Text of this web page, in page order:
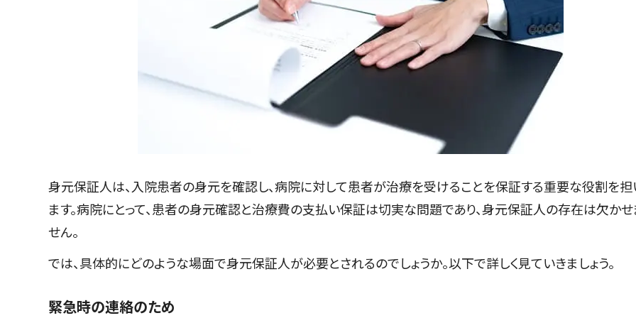
身元保証人は、入院患者の身元を確認し、病院に対して患者が治療を受けることを保証する重要な役割を担
ます。病院にとって、患者の身元確認と治療費の支払い保証は切実な問題であり、身元保証人の存在は欠か
せん。
では、具体的にどのような場面で身元保証人が必要とされるのでしょうか。以下で詳しく見ていきましょう。
緊急時の連絡のため